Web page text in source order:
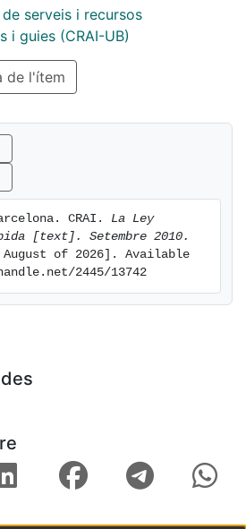
serveis i recursos
i guies (CRAI-UB)
de l'ítem
CRAI. La Ley
[text]. Setembre 2010.
of 2026]. Available
2445/13742